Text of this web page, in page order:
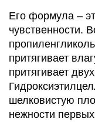
Его формула –
чувственности.
притягивает
притягивает
шелковистую
нежности